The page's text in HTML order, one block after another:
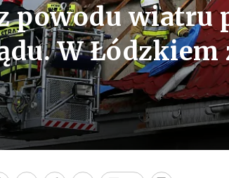
powodu wiatru
W Łódzkiem